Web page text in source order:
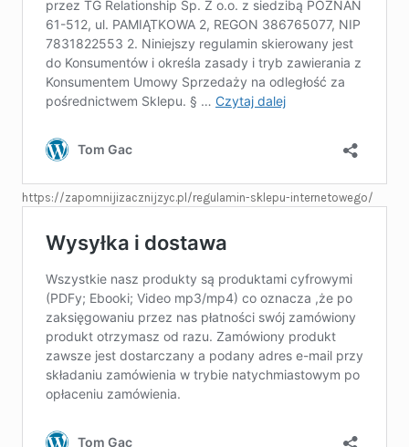
https://zapomnijizacznijzyc.pl/regulamin-sklepu-internetowego/